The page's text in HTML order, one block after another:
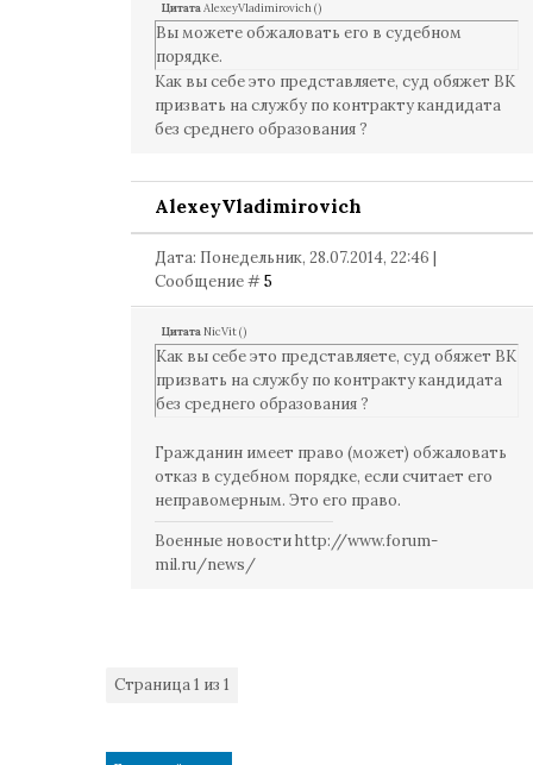
ЦитатаAlexeyVladimirovich()
Вы можете обжаловать его в судебном
порядке.
Как вы себе это представляете, суд обяжет ВК
призвать на службу по контракту кандидата
без среднего образования ?
AlexeyVladimirovich
Дата: Понедельник, 28.07.2014, 22:46 |
Сообщение #5
ЦитатаNicVit()
Как вы себе это представляете, суд обяжет ВК
призвать на службу по контракту кандидата
без среднего образования ?
Гражданин имеет право (может) обжаловать
отказ в судебном порядке, если считает его
неправомерным. Это его право.
Военные новости http://www.forum-
mil.ru/news/
Страница1 из 1